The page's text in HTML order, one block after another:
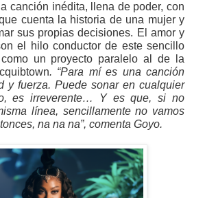
canción inédita, llena de poder, con
cuenta la historia de una mujer y
sus propias decisiones. El amor y
el hilo conductor de este sencillo
un proyecto paralelo al de la
. “Para mí es una canción
y fuerza. Puede sonar en cualquier
es irreverente… Y es que, si no
línea, sencillamente no vamos
na na na”, comenta Goyo.